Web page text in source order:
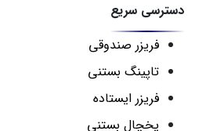
دسترسی سریع
فریزر صندوقی
تاپینگ بستنی
فریزر ایستاده
یخچال بستنی